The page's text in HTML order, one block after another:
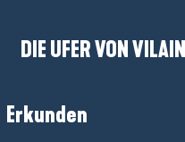
DIE UFER VON
Erkunden